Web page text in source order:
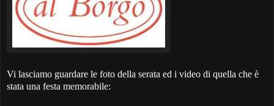
Vi lasciamo guardare le foto della serata ed i video di quella che è
stata una festa memorabile: